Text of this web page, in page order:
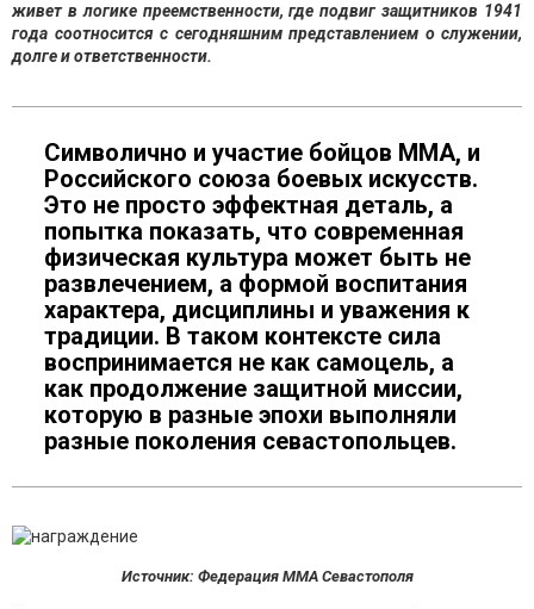
живет в логике преемственности, где подвиг защитников 1941
года соотносится с сегодняшним представлением о служении,
долге и ответственности.
Символично и участие бойцов ММА, и
Российского союза боевых искусств.
Это не просто эффектная деталь, а
попытка показать, что современная
физическая культура может быть не
развлечением, а формой воспитания
характера, дисциплины и уважения к
традиции. В таком контексте сила
воспринимается не как самоцель, а
как продолжение защитной миссии,
которую в разные эпохи выполняли
разные поколения севастопольцев.
Источник: Федерация ММА Севастополя